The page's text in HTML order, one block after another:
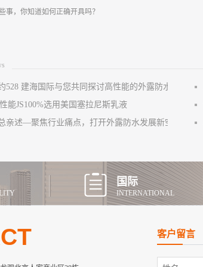
事，你知道如何正确开具吗？
528 建海国际与您共同探讨高性能的外露防水
能JS100%选用美国塞拉尼斯乳液
亲述—聚焦行业痛点，打开外露防水发展新空间
国际
INTERNATIONAL
客户留言